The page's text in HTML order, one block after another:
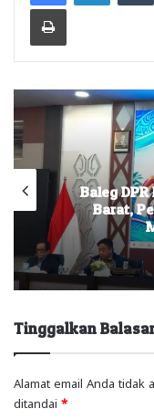
Print
Baleg DPR
Barat,
Tinggalkan
Alamat email Anda tidak
ditandai *